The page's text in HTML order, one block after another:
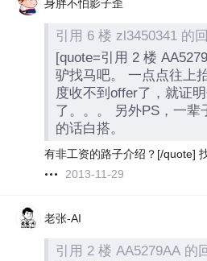
身胖不怕影子歪
引用 6 楼 zl3450341 的
[quote=引用 2 楼
驴找马吧。 一点点往上
度收不到offer了，就证
了。。。 另外PS，一辈
的话白搭。
有非工资的路子介绍？[/quote]
2013-11-29
老张-AI
引用 2 楼 AA5279AA 的